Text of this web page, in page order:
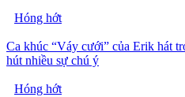
Hóng hớt
Ca khúc “Váy cưới” của Erik hát
hút nhiều sự chú ý
Hóng hớt